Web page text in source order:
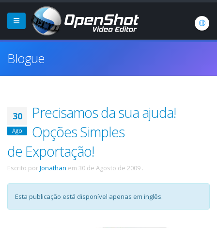
Blogue
30
Ago
Precisamos da sua ajuda!
Opções Simples
de Exportação!
Escrito porJonathan em 30 de Agosto de 2009 .
Esta publicação está disponível apenas em inglês.